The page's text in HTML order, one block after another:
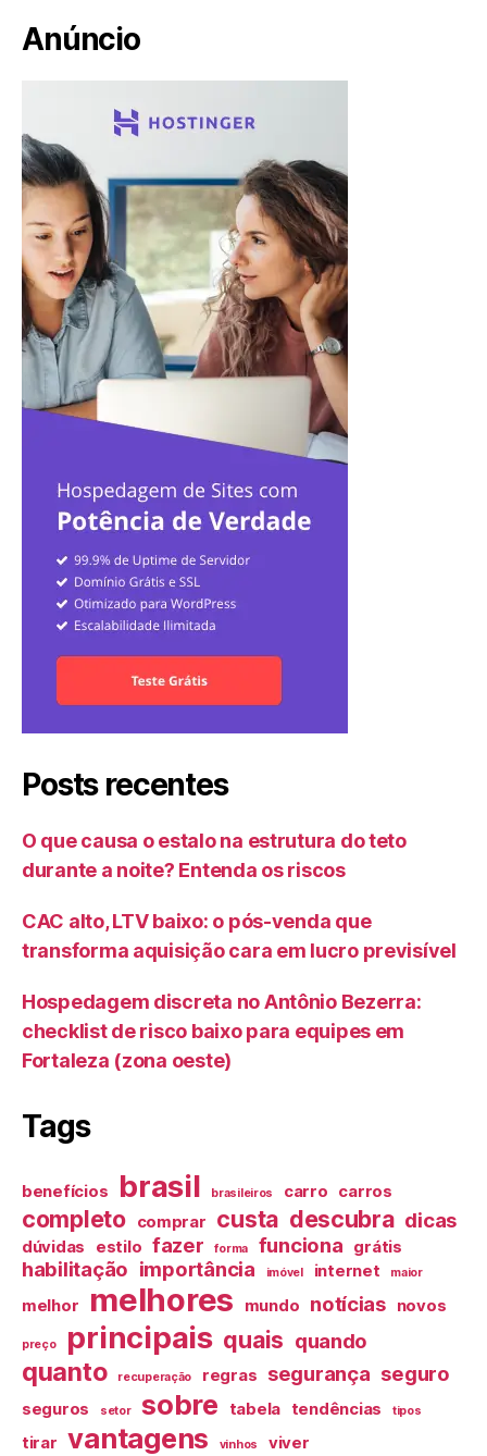
Anúncio
Posts recentes
O que causa o estalo na estrutura do teto
durante a noite? Entenda os riscos
CAC alto, LTV baixo: o pós-venda que
transforma aquisição cara em lucro previsível
Hospedagem discreta no Antônio Bezerra:
checklist de risco baixo para equipes em
Fortaleza (zona oeste)
Tags
benefícios brasil brasileiros carro carros
completo comprar custa descubra dicas
dúvidas estilo fazer forma funciona grátis
habilitação importância imóvel internet maior
melhor melhores mundo notícias novos
preço principais quais quando
quanto recuperação regras segurança seguro
seguros setor sobre tabela tendências tipos
tirar vantagens vinhos viver